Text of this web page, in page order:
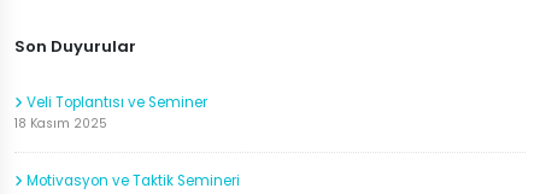
Son Duyurular
Veli Toplantısı ve Seminer
18 Kasım 2025
Motivasyon ve Taktik Semineri